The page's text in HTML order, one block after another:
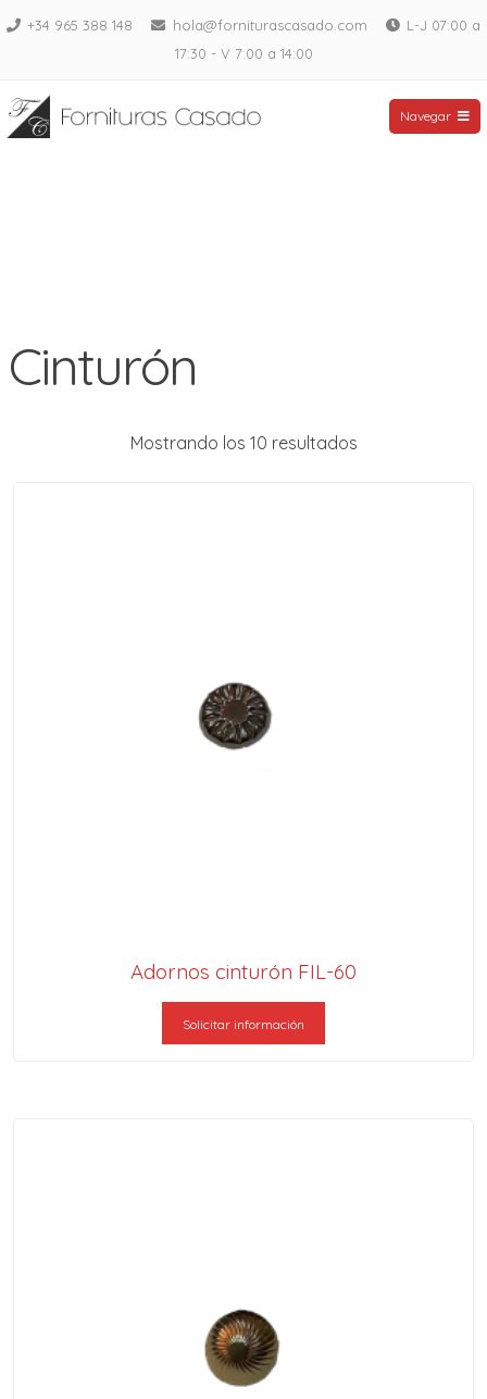
Saltar+34 965 388 148 hola@forniturascasado.com
L-J 07:00 a
17:30 - V 7:00 a 14:00
Fornituras Casado
Navegar
Cinturón
Mostrando los 10 resultados
Adornos cinturón FIL-60
Solicitar información